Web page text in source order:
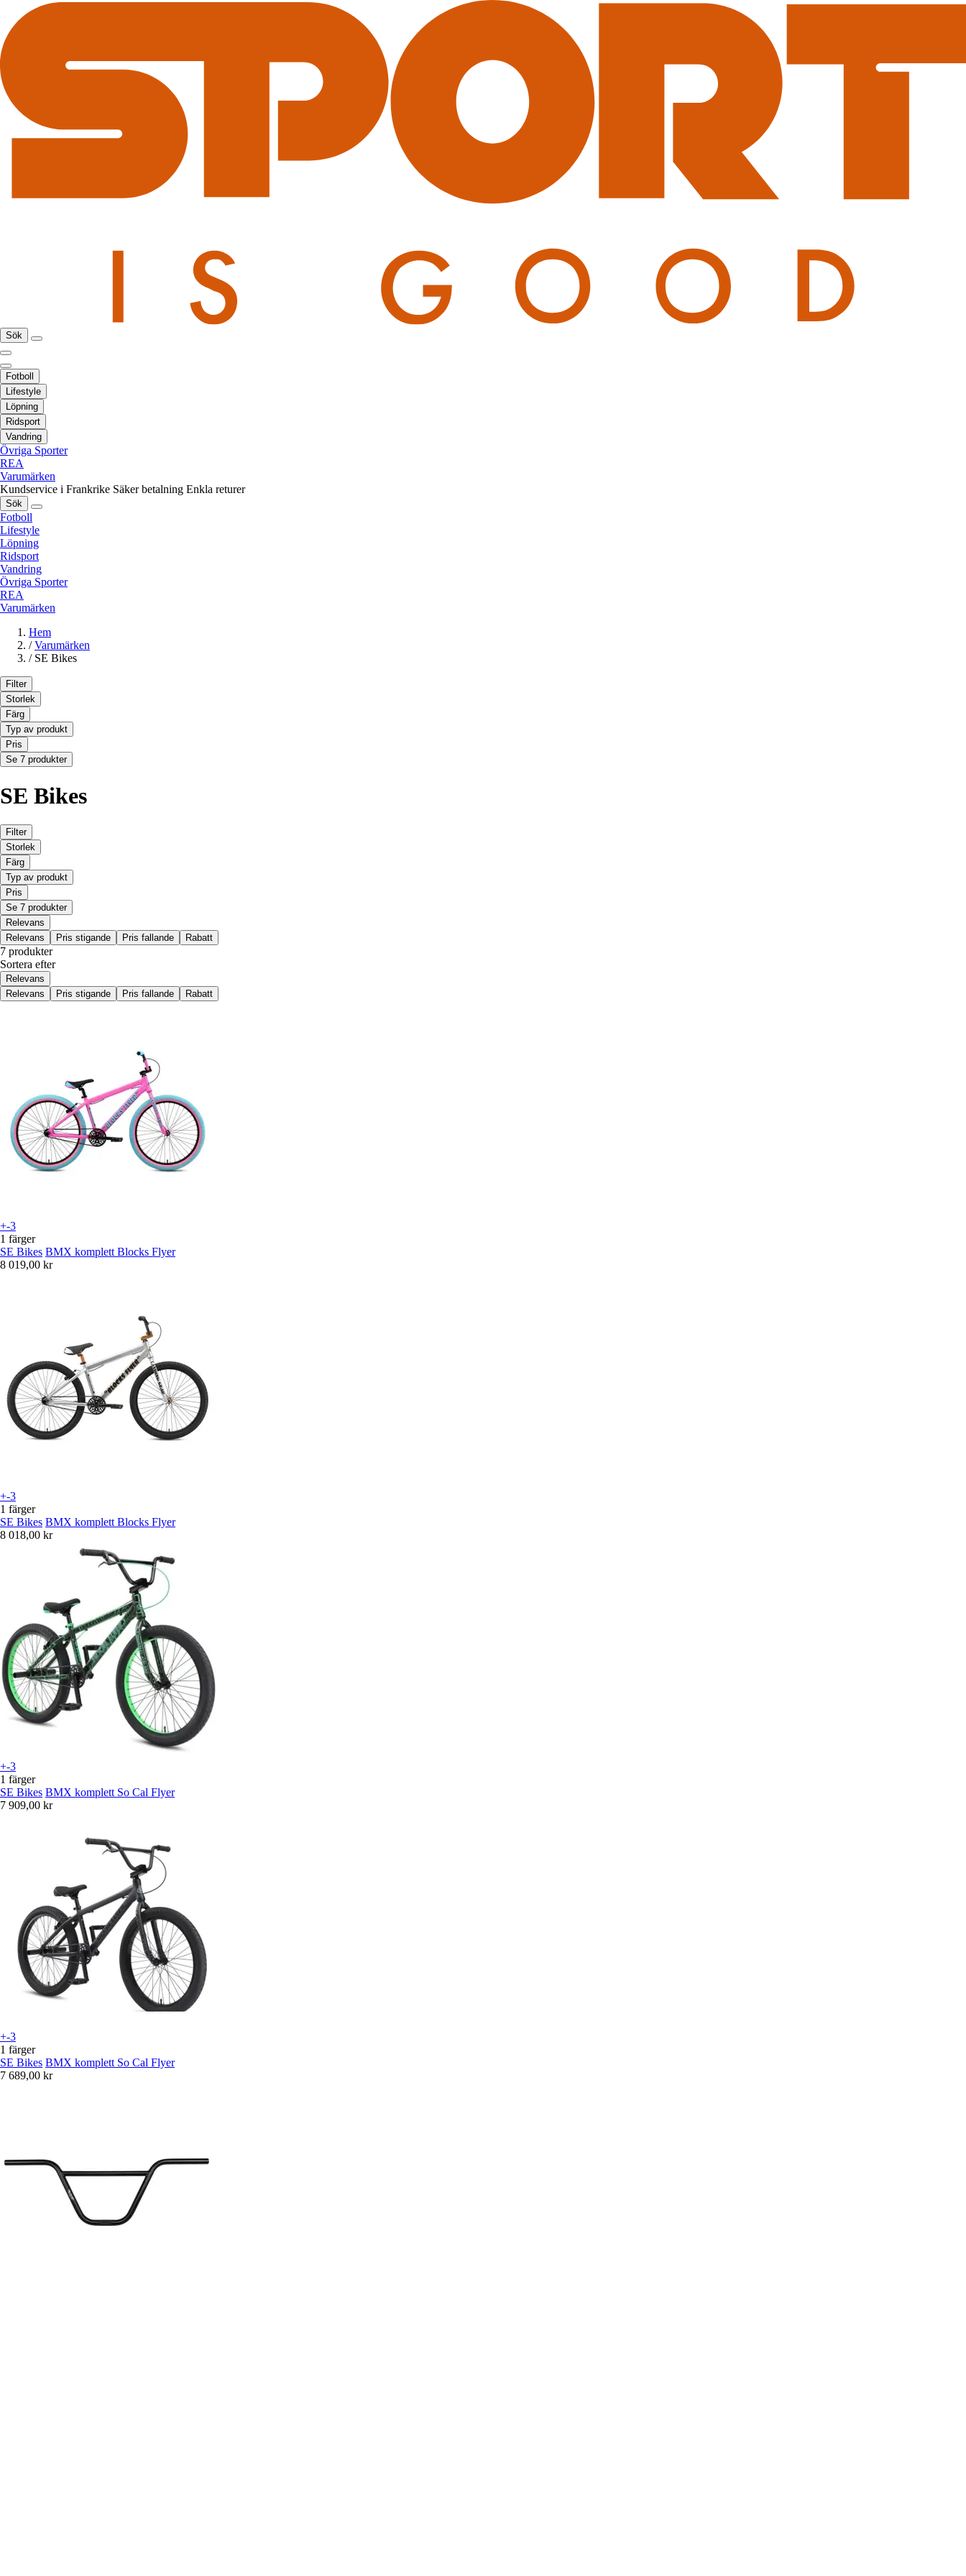
Sök
Fotboll
Lifestyle
Löpning
Ridsport
Vandring
Övriga Sporter
REA
Varumärken
Kundservice i Frankrike Säker betalning Enkla returer
Sök
Fotboll
Lifestyle
Löpning
Ridsport
Vandring
Övriga Sporter
REA
Varumärken
Hem
/ Varumärken
/ SE Bikes
Filter
Storlek
Färg
Typ av produkt
Pris
Se 7 produkter
SE Bikes
Filter
Storlek
Färg
Typ av produkt
Pris
Se 7 produkter
Relevans
Relevans
Pris stigande Pris fallande Rabatt
7 produkter
Sortera efter
Relevans
Relevans
Pris stigande Pris fallande Rabatt
+-3
1 färger
SE Bikes BMX komplett Blocks Flyer
8 019,00 kr
+-3
1 färger
SE Bikes BMX komplett Blocks Flyer
8 018,00 kr
+-3
1 färger
SE Bikes BMX komplett So Cal Flyer
7 909,00 kr
+-3
1 färger
SE Bikes BMX komplett So Cal Flyer
7 689,00 kr